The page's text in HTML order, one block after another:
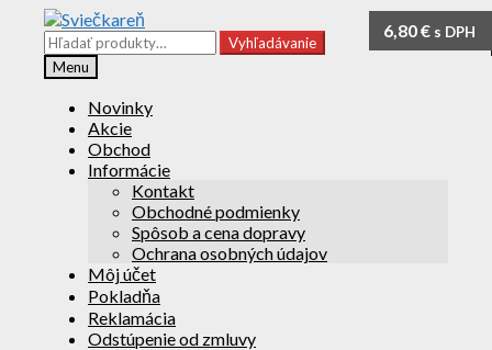
Preskočiť
na
navigáciu
Preskočiť
na
obsah
Hľadať:
Vyhľadávanie
Menu
Novinky
Akcie
Obchod
Informácie
Kontakt
Obchodné podmienky
Spôsob a cena dopravy
Ochrana osobných údajov
Môj účet
Pokladňa
Reklamácia
Odstúpenie od zmluvy
1,55€ s DPH
6,80€ s DPH
6,80€ s DPH